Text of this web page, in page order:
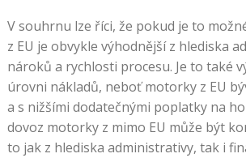
V souhrnu lze říci, že pokud je to
z EU je obvykle výhodnější z hlediska
nároků a rychlosti procesu. Je to také
úrovni nákladů, neboť motorky z EU
a s nižšími dodatečnými poplatky na
dovoz motorky z mimo EU může být
to jak z hlediska administrativy, tak i